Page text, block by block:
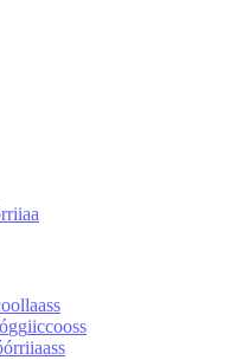
rriiaa
oollaass
óggiiccooss
órriiaass